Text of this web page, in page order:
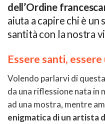
dell’Ordine
aiuta a capire chi è un
santità con la nostra
Essere santi, essere
Volendo parlarvi di
da una riflessione nata in
ad una mostra, mentre
enigmatica di un artista